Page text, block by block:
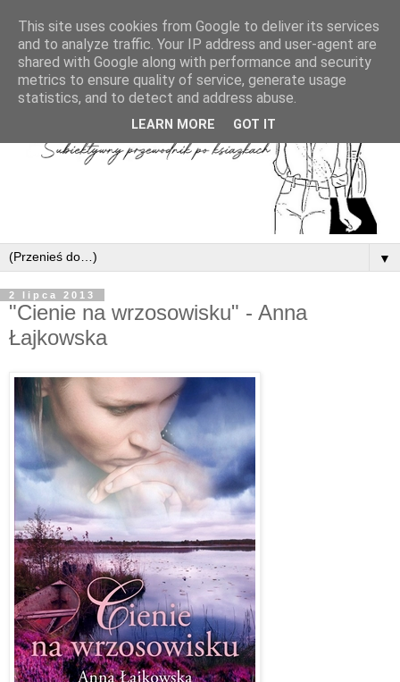
▼
2 lipca 2013
"Cienie na wrzosowisku" - Anna
Łajkowska
This site uses cookies from Google to deliver its services
and to analyze traffic. Your IP address and user-agent are
shared with Google along with performance and security
metrics to ensure quality of service, generate usage
statistics, and to detect and address abuse.
LEARN MORE GOT IT